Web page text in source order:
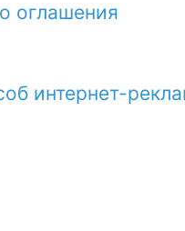
оглашения
интернет-